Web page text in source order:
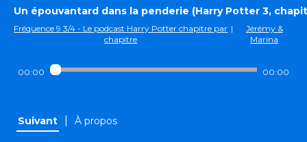
Un épouvantard dans la penderie (Harry Potter 3,
Fréquence 9 3/4 - Le podcast Harry Potter chapitre par
chapitre
|
Jérémy &
Marina
00:00 00:00
Suivant À propos